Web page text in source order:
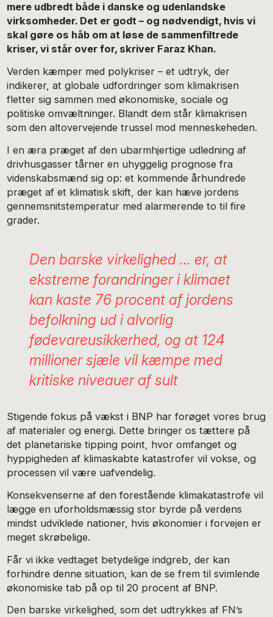
mere udbredt både i danske og udenlandske
virksomheder. Det er godt – og nødvendigt, hvis vi
skal gøre os håb om at løse de sammenfiltrede
kriser, vi står over for, skriver Faraz Khan.
Verden kæmper med polykriser – et udtryk, der
indikerer, at globale udfordringer som klimakrisen
fletter sig sammen med økonomiske, sociale og
politiske omvæltninger. Blandt dem står klimakrisen
som den altovervejende trussel mod menneskeheden.
I en æra præget af den ubarmhjertige udledning af
drivhusgasser tårner en uhyggelig prognose fra
videnskabsmænd sig op: et kommende århundrede
præget af et klimatisk skift, der kan hæve jordens
gennemsnitstemperatur med alarmerende to til fire
grader.
Den barske virkelighed … er, at
ekstreme forandringer i klimaet
kan kaste 76 procent af jordens
befolkning ud i alvorlig
fødevareusikkerhed, og at 124
millioner sjæle vil kæmpe med
kritiske niveauer af sult
Stigende fokus på vækst i BNP har forøget vores brug
af materialer og energi. Dette bringer os tættere på
det planetariske tipping point, hvor omfanget og
hyppigheden af klimaskabte katastrofer vil vokse, og
processen vil være uafvendelig.
Konsekvenserne af den forestående klimakatastrofe vil
lægge en uforholdsmæssig stor byrde på verdens
mindst udviklede nationer, hvis økonomier i forvejen er
meget skrøbelige.
Får vi ikke vedtaget betydelige indgreb, der kan
forhindre denne situation, kan de se frem til svimlende
økonomiske tab på op til 20 procent af BNP.
Den barske virkelighed, som det udtrykkes af FN’s